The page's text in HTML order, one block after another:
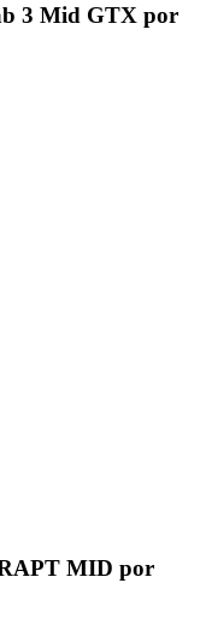
3 Mid GTX por
MID por